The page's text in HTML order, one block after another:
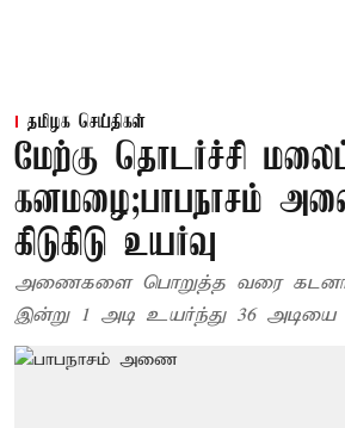
தமிழக செய்திகள்
மேற்கு தொடர்ச்சி
கனமழை;பாபநாசம்
கிடுகிடு உயர்வு
அணைகளை பொறுத்த வரை
இன்று 1 அடி உயர்ந்து 36 அடியை